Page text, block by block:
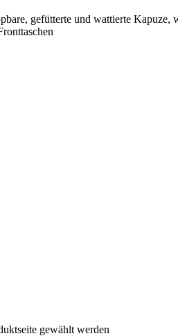
gefütterte und wattierte Kapuze,
gewählt werden